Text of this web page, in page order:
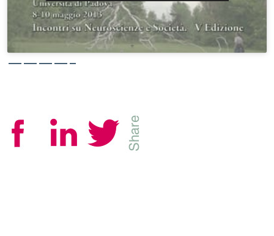
————–